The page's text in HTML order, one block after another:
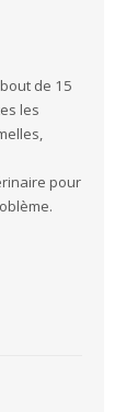
de 15
les
pour